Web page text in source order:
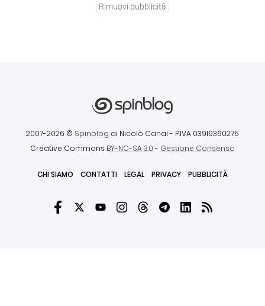
Rimuovi pubblicità
2007-2026 © Spinblog di Nicolò Canal - P.IVA 03919360275
Creative Commons BY-NC-SA 3.0- Gestione Consenso
CHI SIAMO CONTATTI LEGAL PRIVACY PUBBLICITÀ